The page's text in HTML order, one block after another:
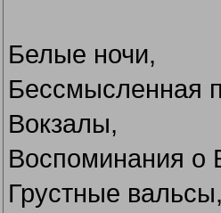
Белые ночи,
Бессмысленная
Вокзалы,
Воспоминания о
Грустные